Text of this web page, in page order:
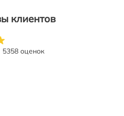
клиентов
5358 оценок